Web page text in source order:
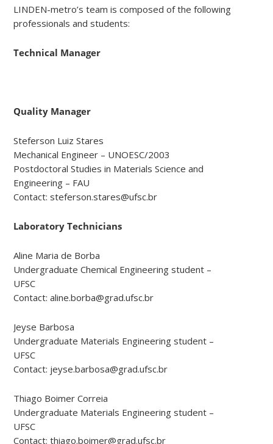
LINDEN-metro’s team is composed of the following
professionals and students:
Technical Manager
Quality Manager
Steferson Luiz Stares
Mechanical Engineer – UNOESC/2003
Postdoctoral Studies in Materials Science and
Engineering – FAU
Contact: steferson.stares@ufsc.br
Laboratory Technicians
Aline Maria de Borba
Undergraduate Chemical Engineering student –
UFSC
Contact: aline.borba@grad.ufsc.br
Jeyse Barbosa
Undergraduate Materials Engineering student –
UFSC
Contact: jeyse.barbosa@grad.ufsc.br
Thiago Boimer Correia
Undergraduate Materials Engineering student –
UFSC
Contact: thiago.boimer@grad.ufsc.br